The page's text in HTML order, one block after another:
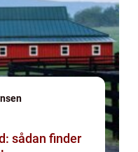
sådan finder